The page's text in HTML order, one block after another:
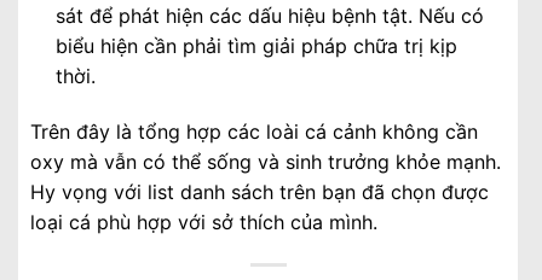
sát để phát hiện các dấu hiệu bệnh tật. Nếu có
biểu hiện cần phải tìm giải pháp chữa trị kịp
thời.
Trên đây là tổng hợp các loài cá cảnh không cần
oxy mà vẫn có thể sống và sinh trưởng khỏe mạnh.
Hy vọng với list danh sách trên bạn đã chọn được
loại cá phù hợp với sở thích của mình.